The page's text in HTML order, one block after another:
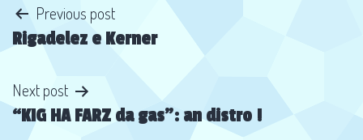
Post
navigation
Previous post
Rigadelez e Kerner
Next post
“KIG HA FARZ da gas”: an distro !